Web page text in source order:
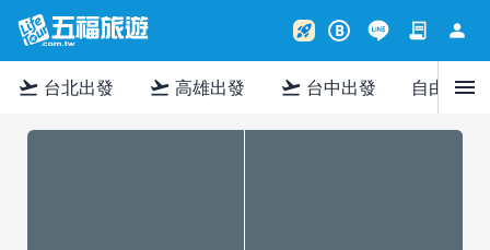
rocket_launch B contract person
flight_takeoff 台北出發 flight_takeoff 高雄出發 flight_takeoff 台中出發 自由行menu